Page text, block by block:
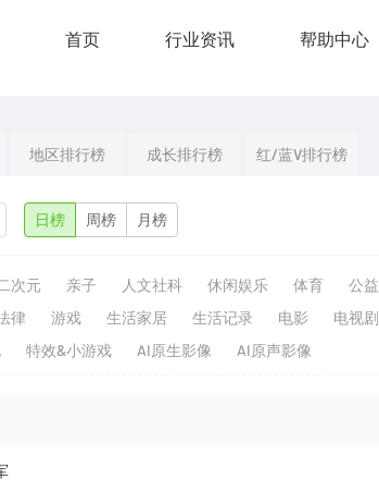
首页 行业资讯 帮助中心
地区排行榜 成长排行榜 红/蓝V排行榜
日榜 周榜 月榜
次元 亲子 人文社科 休闲娱乐 体育 公益
律 游戏 生活家居 生活记录 电影 电视剧
特效&小游戏 AI原生影像 AI原声影像